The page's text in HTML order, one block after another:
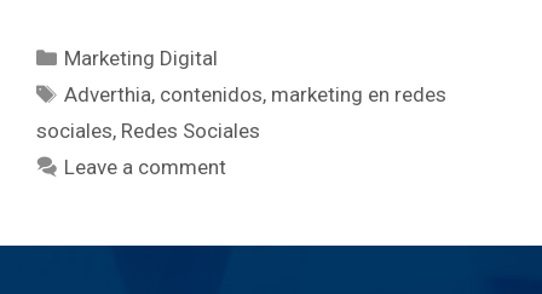
Marketing Digital
Adverthia, contenidos, marketing en redes
sociales, Redes Sociales
Leave a comment